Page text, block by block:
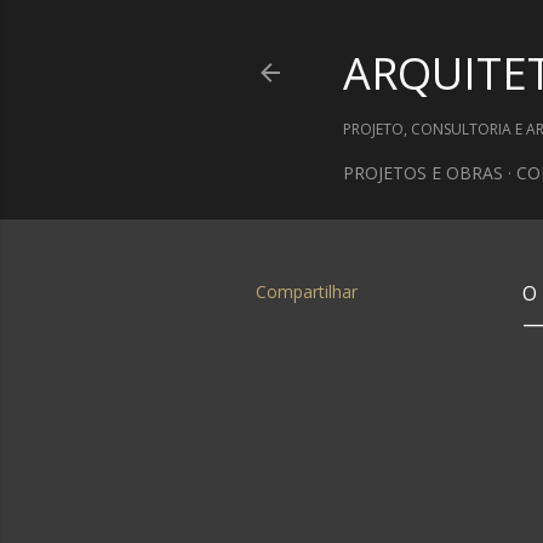
PROJETO, CONSULTORIA E
PROJETOS E OBRAS
Compartilhar O